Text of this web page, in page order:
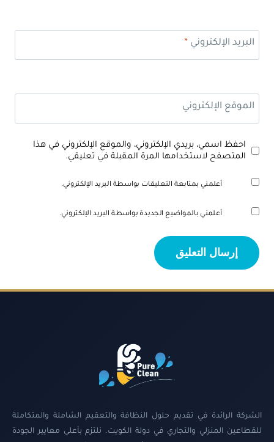
البريد الإلكتروني*
الموقع الإلكتروني
احفظ اسمي، بريدي الإلكتروني، والموقع الإلكتروني في هذا
المتصفح لاستخدامها المرة المقبلة في تعليقي.
أعلمني بمتابعة التعليقات بواسطة البريد الإلكتروني.
أعلمني بالمواضيع الجديدة بواسطة البريد الإلكتروني.
الشركة الرائدة في تقديم حلول النظافة والتعقيم الشاملة والمتكاملة
للقطاعين المنزلي والتجاري في دولة الكويت. نلتزم بأعلى معايير الجودة